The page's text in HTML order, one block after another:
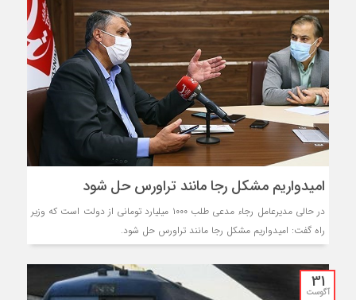
امیدواریم مشکل رجا مانند تراورس حل شود
در حالی مدیرعامل رجاء مدعی طلب ۱۰۰۰ میلیارد تومانی از دولت است که وزیر
راه گفت: امیدواریم مشکل رجا مانند تراورس حل شود.
31
آگوست